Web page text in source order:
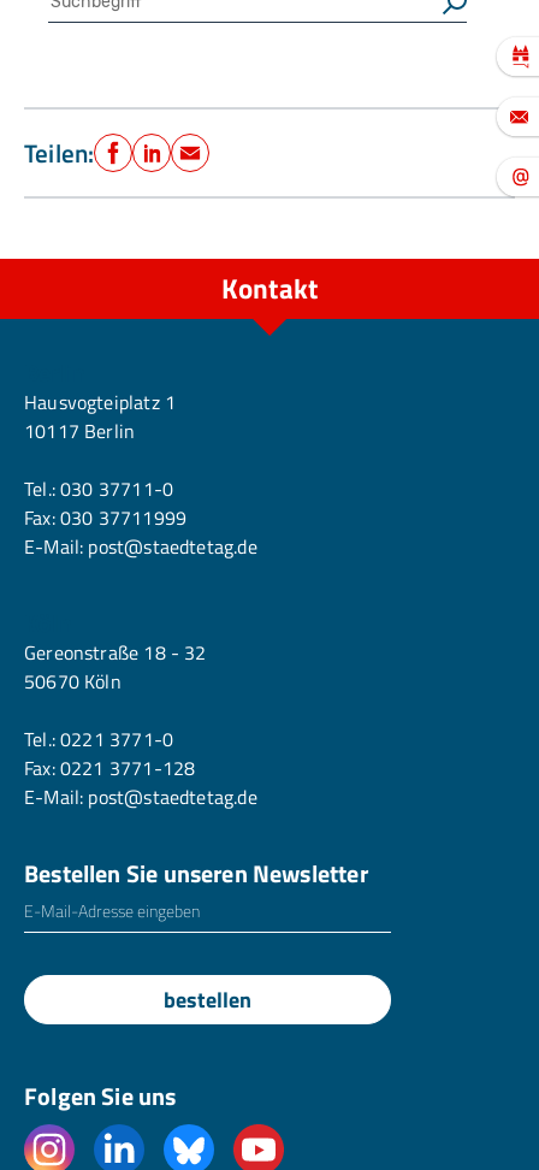
Teilen: Facebook
LinkedIn
E-Mail
Kontakt
Hausvogteiplatz 1
10117 Berlin
Tel.:030 37711-0
Fax: 030 37711999
E-Mail: post@staedtetag.de
Gereonstraße 18 - 32
50670 Köln
Tel.:0221 3771-0
Fax: 0221 3771-128
E-Mail: post@staedtetag.de
Bestellen Sie unseren Newsletter
E-Mailadresse
bestellen
Folgen Sie uns